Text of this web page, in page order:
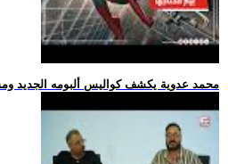
.. محمد عدوية يكشف كواليس ألبومه الجديد